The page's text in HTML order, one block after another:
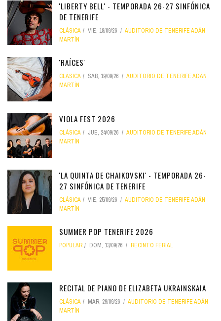
'LIBERTY BELL' - TEMPORADA 26-27 SINFÓNICA
DE TENERIFE
CLÁSICA VIE, 18/09/26
AUDITORIO DE TENERIFE ADÁN
MARTÍN
'RAÍCES'
CLÁSICA SÁB, 19/09/26
AUDITORIO DE TENERIFE ADÁN
MARTÍN
VIOLA FEST 2026
CLÁSICA JUE, 24/09/26
AUDITORIO DE TENERIFE ADÁN
MARTÍN
'LA QUINTA DE CHAIKOVSKI' - TEMPORADA 26-
27 SINFÓNICA DE TENERIFE
CLÁSICA VIE, 25/09/26
AUDITORIO DE TENERIFE ADÁN
MARTÍN
SUMMER POP TENERIFE 2026
POPULAR DOM, 13/09/26 RECINTO FERIAL
RECITAL DE PIANO DE ELIZABETA UKRAINSKAIA
CLÁSICA MAR, 29/09/26
AUDITORIO DE TENERIFE ADÁN
MARTÍN